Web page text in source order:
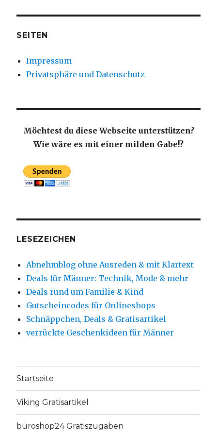
SEITEN
Impressum
Privatsphäre und Datenschutz
Möchtest du diese Webseite unterstützen?
Wie wäre es mit einer milden Gabe!?
LESEZEICHEN
Abnehmblog ohne Ausreden & mit Klartext
Deals für Männer: Technik, Mode & mehr
Deals rund um Familie & Kind
Gutscheincodes für Onlineshops
Schnäppchen, Deals & Gratisartikel
verrückte Geschenkideen für Männer
Startseite
Viking Gratisartikel
büroshop24 Gratiszugaben